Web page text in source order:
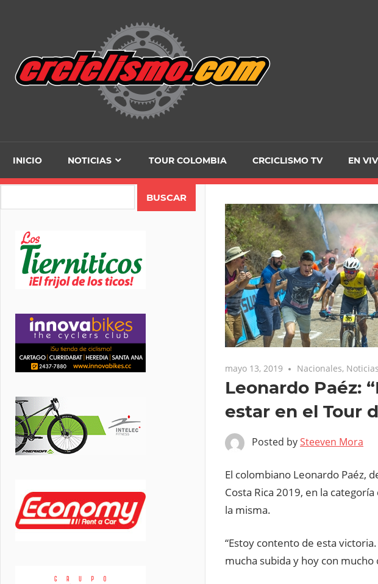
INICIO NOTICIAS TOUR COLOMBIA CRCICLISMO TV EN
mayo 13, 2019 Nacionales, Noticias
Leonardo Paéz:
estar en el Tour
Posted bySteeven Mora
El colombiano Leonardo Paéz,
Costa Rica 2019, en la
la misma.
“Estoy contento de esta
mucha subida y hoy con